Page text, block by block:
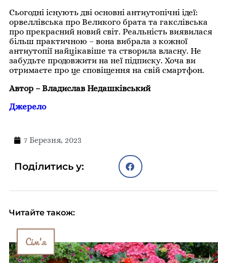
Сьогодні існують дві основні антиутопічні ідеї:
орвеллівська про Великого брата та гакслівська
про прекрасний новий світ. Реальність виявилася
більш практичною – вона вибрала з кожної
антиутопії найцікавіше та створила власну. Не
забудьте продовжити на неї підписку. Хоча ви
отримаєте про це сповіщення на свій смартфон.
Автор – Владислав Недашківський
Джерело
7 Березня, 2023
Поділитись у:
Читайте також:
Сім'я